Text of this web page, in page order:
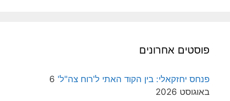
פוסטים אחרונים
פנחס יחזקאלי: בין הקוד האתי ל'רוח צה"ל' 6
באוגוסט 2026